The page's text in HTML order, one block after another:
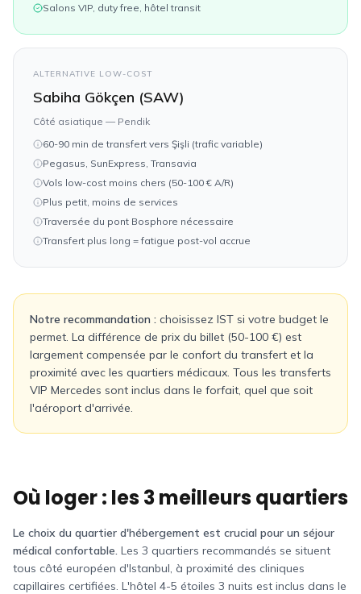
Salons VIP, duty free, hôtel transit
ALTERNATIVE LOW-COST
Sabiha Gökçen (SAW)
Côté asiatique — Pendik
60-90 min de transfert vers Şişli (trafic variable)
Pegasus, SunExpress, Transavia
Vols low-cost moins chers (50-100 € A/R)
Plus petit, moins de services
Traversée du pont Bosphore nécessaire
Transfert plus long = fatigue post-vol accrue
Notre recommandation : choisissez IST si votre budget le
permet. La différence de prix du billet (50-100 €) est
largement compensée par le confort du transfert et la
proximité avec les quartiers médicaux. Tous les transferts
VIP Mercedes sont inclus dans le forfait, quel que soit
l'aéroport d'arrivée.
Où loger : les 3 meilleurs quartiers
Le choix du quartier d'hébergement est crucial pour un séjour
médical confortable. Les 3 quartiers recommandés se situent
tous côté européen d'Istanbul, à proximité des cliniques
capillaires certifiées. L'hôtel 4-5 étoiles 3 nuits est inclus dans le